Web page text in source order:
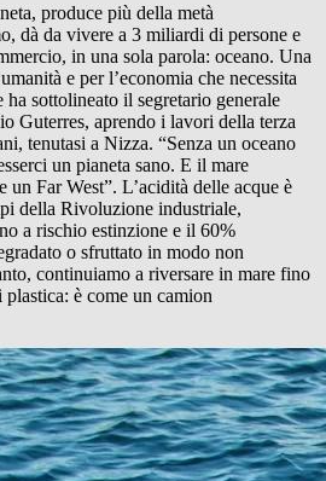
produce più della metà
dà da vivere a 3 miliardi di persone e
in una sola parola: oceano. Una
e per l’economia che necessita
ha sottolineato il segretario generale
Guterres, aprendo i lavori della terza
tenutasi a Nizza. “Senza un oceano
un pianeta sano. E il mare
Far West”. L’acidità delle acque è
della Rivoluzione industriale,
a rischio estinzione e il 60%
o sfruttato in modo non
continuiamo a riversare in mare fino
è come un camion